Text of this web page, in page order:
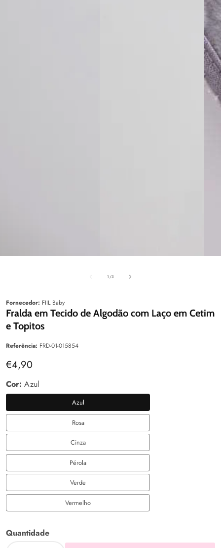
1 /de3
Fornecedor: FIIL Baby
Fralda em Tecido de Algodão com Laço em Cetim
e Topitos
Referência: FRD-01-015854
Preço
normal
€4,90
Cor: Azul
Azul
Azul
Rosa
Rosa
Cinza
Pérola
Pérola
Verde
Vermelho
Vermelho
Quantidade